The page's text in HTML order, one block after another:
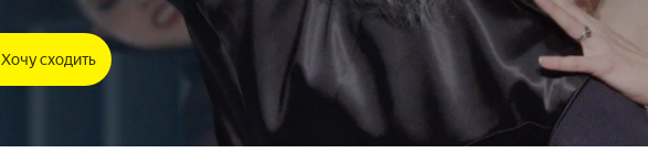
Хочу сходить